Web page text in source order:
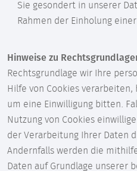
Sie gesondert in unserer
Rahmen der Einholung
Hinweise zu
Rechtsgrundlage wir Ihre
Hilfe von Cookies verarbeiten,
um eine Einwilligung bitten.
Nutzung von Cookies
der Verarbeitung Ihrer Daten
Andernfalls werden die
Daten auf Grundlage unserer